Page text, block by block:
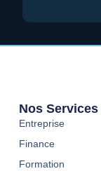
Nos Services
Entreprise
Finance
Formation